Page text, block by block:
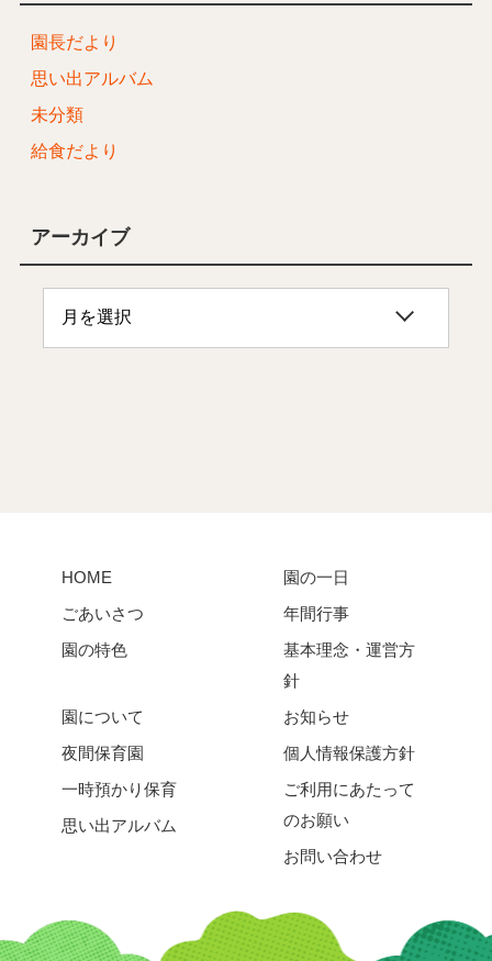
園長だより
思い出アルバム
未分類
給食だより
アーカイブ
HOME
ごあいさつ
園の特色
園の一日
年間行事
基本理念・運営方
針
園について
夜間保育園
一時預かり保育
思い出アルバム
お知らせ
個人情報保護方針
ご利用にあたって
のお願い
お問い合わせ